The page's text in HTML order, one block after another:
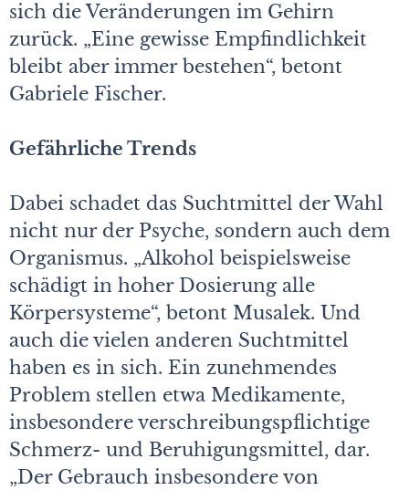
sich die Veränderungen im Gehirn
zurück. „Eine gewisse Empfindlichkeit
bleibt aber immer bestehen“, betont
Gabriele Fischer.
Gefährliche Trends
Dabei schadet das Suchtmittel der Wahl
nicht nur der Psyche, sondern auch dem
Organismus. „Alkohol beispielsweise
schädigt in hoher Dosierung alle
Körpersysteme“, betont Musalek. Und
auch die vielen anderen Suchtmittel
haben es in sich. Ein zunehmendes
Problem stellen etwa Medikamente,
insbesondere verschreibungspflichtige
Schmerz- und Beruhigungsmittel, dar.
„Der Gebrauch insbesondere von